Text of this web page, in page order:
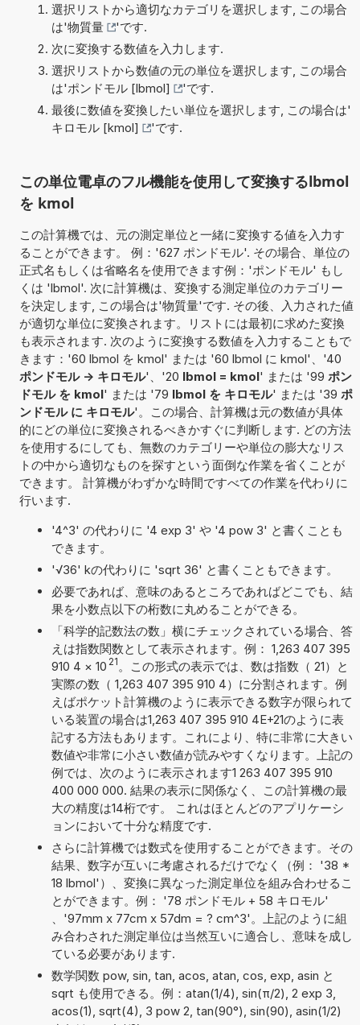
選択リストから適切なカテゴリを選択します, この場合
は'物質量
'です.
次に変換する数値を入力します.
選択リストから数値の元の単位を選択します, この場合
は'ポンドモル [lbmol]
'です.
最後に数値を変換したい単位を選択します, この場合は'
キロモル [kmol]
'です.
この単位電卓のフル機能を使用して変換するlbmol
を kmol
この計算機では、元の測定単位と一緒に変換する値を入力す
ることができます。 例：'627 ポンドモル'. その場合、単位の
正式名もしくは省略名を使用できます例：'ポンドモル' もし
くは 'lbmol'. 次に計算機は、変換する測定単位のカテゴリー
を決定します, この場合は'物質量'です. その後、入力された値
が適切な単位に変換されます。リストには最初に求めた変換
も表示されます. 次のように変換する数値を入力することもで
きます：'60 lbmol を kmol' または '60 lbmol に kmol'、'40
ポンドモル -> キロモル'、'20 lbmol = kmol' または '99 ポン
ドモル を kmol' または '79 lbmol を キロモル' または '39 ポ
ンドモル に キロモル'。この場合、計算機は元の数値が具体
的にどの単位に変換されるべきかすぐに判断します. どの方法
を使用するにしても、無数のカテゴリーや単位の膨大なリス
トの中から適切なものを探すという面倒な作業を省くことが
できます。 計算機がわずかな時間ですべての作業を代わりに
行います.
'4^3' の代わりに '4 exp 3' や '4 pow 3' と書くことも
できます。
'√36' kの代わりに 'sqrt 36' と書くこともできます。
必要であれば、意味のあるところであればどこでも、結
果を小数点以下の桁数に丸めることができる。
「科学的記数法の数」横にチェックされている場合、答
えは指数関数として表示されます。例： 1,263 407 395
910 4 × 10 21 。この形式の表示では、数は指数（ 21）と
実際の数（ 1,263 407 395 910 4）に分割されます。例
えばポケット計算機のように表示できる数字が限られて
いる装置の場合は1,263 407 395 910 4E+21のように表
記する方法もあります。これにより、特に非常に大きい
数値や非常に小さい数値が読みやすくなります。上記の
例では、次のように表示されます1 263 407 395 910
400 000 000. 結果の表示に関係なく、この計算機の最
大の精度は14桁です。 これはほとんどのアプリケーシ
ョンにおいて十分な精度です.
さらに計算機では数式を使用することができます。その
結果、数字が互いに考慮されるだけでなく（例： '38 *
18 lbmol'）、変換に異なった測定単位を組み合わせるこ
とができます。例： '78 ポンドモル + 58 キロモル'
、'97mm x 77cm x 57dm = ? cm^3'。上記のように組
み合わされた測定単位は当然互いに適合し、意味を成し
ている必要があります.
数学関数 pow, sin, tan, acos, atan, cos, exp, asin と
sqrt も使用できる。例：atan(1/4), sin(π/2), 2 exp 3,
acos(1), sqrt(4), 3 pow 2, tan(90°), sin(90), asin(1/2)